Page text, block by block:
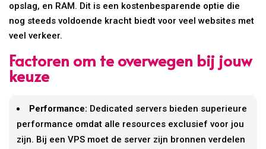
opslag, en RAM. Dit is een kostenbesparende optie die
nog steeds voldoende kracht biedt voor veel websites met
veel verkeer.
Factoren om te overwegen bij jouw
keuze
Performance: Dedicated servers bieden superieure
performance omdat alle resources exclusief voor jou
zijn. Bij een VPS moet de server zijn bronnen verdelen